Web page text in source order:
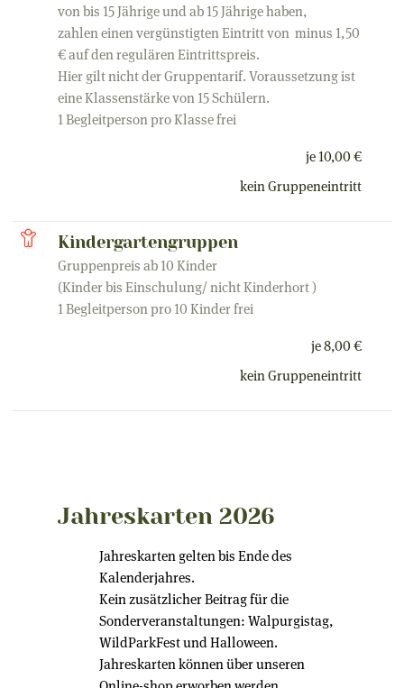
von bis 15 Jährige und ab 15 Jährige haben,
zahlen einen vergünstigten Eintritt von minus 1,50
€ auf den regulären Eintrittspreis.
Hier gilt nicht der Gruppentarif. Voraussetzung ist
eine Klassenstärke von 15 Schülern.
1 Begleitperson pro Klasse frei
je 10,00 €
kein Gruppeneintritt
Kindergartengruppen
Gruppenpreis ab 10 Kinder
(Kinder bis Einschulung/ nicht Kinderhort )
1 Begleitperson pro 10 Kinder frei
je 8,00 €
kein Gruppeneintritt
Jahreskarten 2026
Jahreskarten gelten bis Ende des
Kalenderjahres.
Kein zusätzlicher Beitrag für die
Sonderveranstaltungen: Walpurgistag,
WildParkFest und Halloween.
Jahreskarten können über unseren